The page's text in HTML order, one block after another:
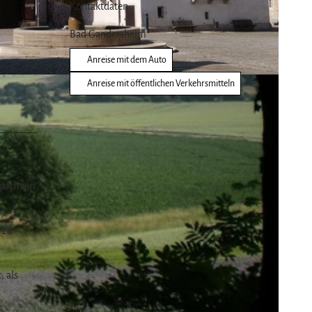
zu
als
Kontaktdaten
Bad Gandersheim
Anreise mit dem Auto
Anreise mit öffentlichen Verkehrsmitteln